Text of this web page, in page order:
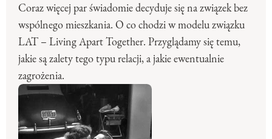
Coraz więcej par świadomie decyduje się na związek bez
wspólnego mieszkania. O co chodzi w modelu związku
LAT – Living Apart Together. Przyglądamy się temu,
jakie są zalety tego typu relacji, a jakie ewentualnie
zagrożenia.